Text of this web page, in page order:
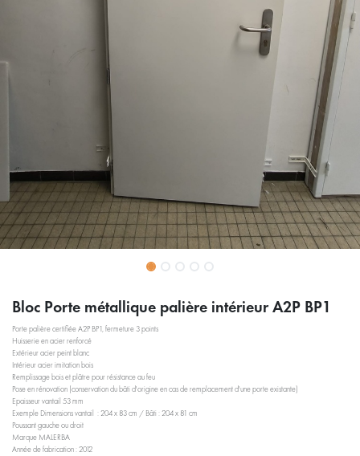
Bloc Porte métallique palière intérieur A2P BP1
Porte palière certifiée A2P BP1, fermeture 3 points
Huisserie en acier renforcé
Extérieur acier peint blanc
Intérieur acier imitation bois
Remplissage bois et plâtre pour résistance au feu
Pose en rénovation (conservation du bâti d'origine en cas de remplacement d'une porte existante)
Epaisseur vantail 53 mm
Exemple Dimensions vantail : 204 x 83 cm / Bâti : 204 x 81 cm
Poussant gauche ou droit
Marque MALERBA
Année de fabrication : 2012